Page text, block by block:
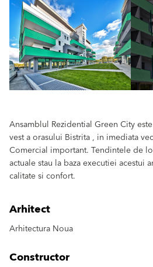
Ansamblul Rezidential Green City
vest a orasului Bistrita , in imediata
Comercial important. Tendintele de
actuale stau la baza executiei acestui
calitate si confort.
Arhitect
Arhitectura Noua
Constructor